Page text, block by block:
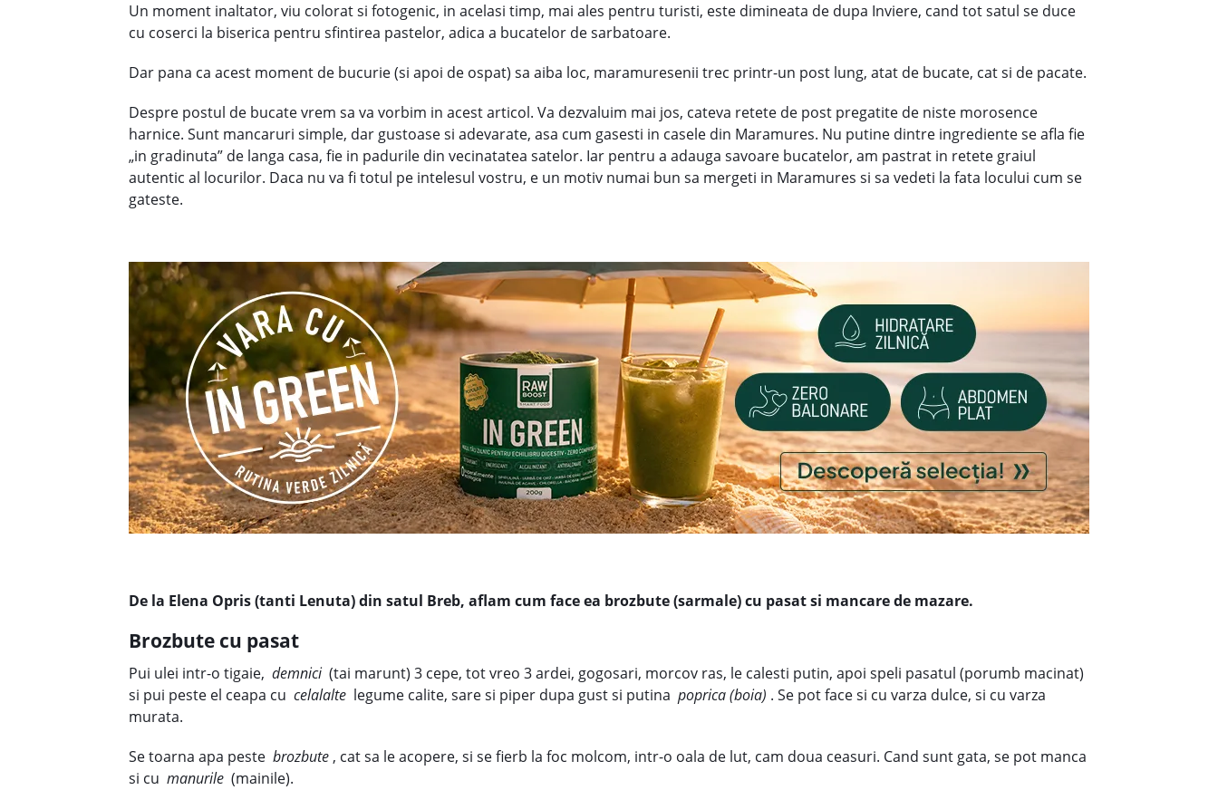
Un moment inaltator, viu colorat si fotogenic, in acelasi timp, mai ales pentru turisti, este dimineata de dupa Inviere, cand tot satul se duce
cu coserci la biserica pentru sfintirea pastelor, adica a bucatelor de sarbatoare.
Dar pana ca acest moment de bucurie (si apoi de ospat) sa aiba loc, maramuresenii trec printr-un post lung, atat de bucate, cat si de pacate.
Despre postul de bucate vrem sa va vorbim in acest articol. Va dezvaluim mai jos, cateva retete de post pregatite de niste morosence
harnice. Sunt mancaruri simple, dar gustoase si adevarate, asa cum gasesti in casele din Maramures. Nu putine dintre ingrediente se afla fie
„in gradinuta” de langa casa, fie in padurile din vecinatatea satelor. Iar pentru a adauga savoare bucatelor, am pastrat in retete graiul
autentic al locurilor. Daca nu va fi totul pe intelesul vostru, e un motiv numai bun sa mergeti in Maramures si sa vedeti la fata locului cum se
gateste.
De la Elena Opris (tanti Lenuta) din satul Breb, aflam cum face ea brozbute (sarmale) cu pasat si mancare de mazare.
Brozbute cu pasat
Pui ulei intr-o tigaie, demnici (tai marunt) 3 cepe, tot vreo 3 ardei, gogosari, morcov ras, le calesti putin, apoi speli pasatul (porumb macinat)
si pui peste el ceapa cu celalalte legume calite, sare si piper dupa gust si putina poprica (boia) . Se pot face si cu varza dulce, si cu varza
murata.
Se toarna apa peste brozbute , cat sa le acopere, si se fierb la foc molcom, intr-o oala de lut, cam doua ceasuri. Cand sunt gata, se pot manca
si cu manurile (mainile).